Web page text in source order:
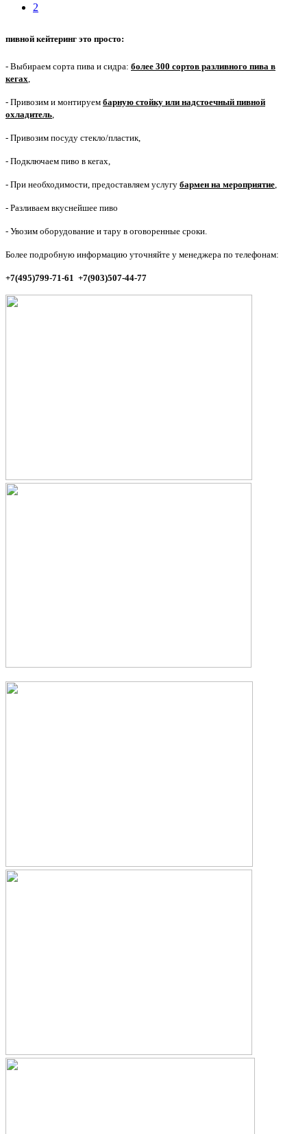
2
пивной кейтеринг это просто:
- Выбираем сорта пива и сидра: более 300 сортов разливного пива в
кегах
- Привозим и монтируем барную стойку или надстоечный пивной
охладитель
- Привозим посуду стекло/пластик,
- Подключаем пиво в кегах,
- При необходимости, предоставляем услугу бармен на мероприятие
- Разливаем вкуснейшее пиво
- Увозим оборудование и тару в оговоренные сроки.
Более подробную информацию уточняйте у менеджера по телефонам:
+7(495)799-71-61 +7(903)507-44-77